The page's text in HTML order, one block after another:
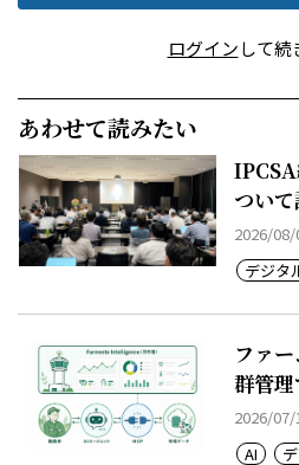
ログインして続
あわせて読みたい
つい
2026/
デジタ
ファ
群管
2026/
AI